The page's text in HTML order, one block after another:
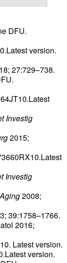
DFU.
version.
27:729–738.
Investig
2015;
Investig
2008;
39:1758–1766.
2016;
Latest version.
version.